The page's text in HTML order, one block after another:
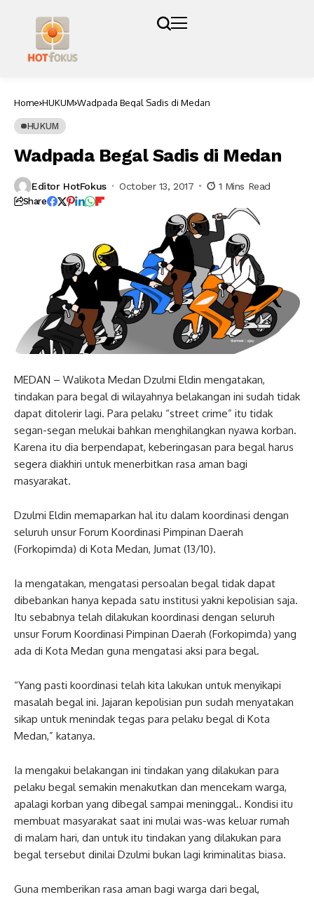
Home HUKUM Wadpada Begal Sadis di Medan
HUKUM
Wadpada Begal Sadis di Medan
Editor HotFokus October 13, 2017 1 Mins Read
Share
MEDAN – Walikota Medan Dzulmi Eldin mengatakan,
tindakan para begal di wilayahnya belakangan ini sudah tidak
dapat ditolerir lagi. Para pelaku “street crime” itu tidak
segan-segan melukai bahkan menghilangkan nyawa korban.
Karena itu dia berpendapat, keberingasan para begal harus
segera diakhiri untuk menerbitkan rasa aman bagi
masyarakat.
Dzulmi Eldin memaparkan hal itu dalam koordinasi dengan
seluruh unsur Forum Koordinasi Pimpinan Daerah
(Forkopimda) di Kota Medan, Jumat (13/10).
Ia mengatakan, mengatasi persoalan begal tidak dapat
dibebankan hanya kepada satu institusi yakni kepolisian saja.
Itu sebabnya telah dilakukan koordinasi dengan seluruh
unsur Forum Koordinasi Pimpinan Daerah (Forkopimda) yang
ada di Kota Medan guna mengatasi aksi para begal.
“Yang pasti koordinasi telah kita lakukan untuk menyikapi
masalah begal ini. Jajaran kepolisian pun sudah menyatakan
sikap untuk menindak tegas para pelaku begal di Kota
Medan,” katanya.
Ia mengakui belakangan ini tindakan yang dilakukan para
pelaku begal semakin menakutkan dan mencekam warga,
apalagi korban yang dibegal sampai meninggal.. Kondisi itu
membuat masyarakat saat ini mulai was-was keluar rumah
di malam hari, dan untuk itu tindakan yang dilakukan para
begal tersebut dinilai Dzulmi bukan lagi kriminalitas biasa.
Guna memberikan rasa aman bagi warga dari begal,